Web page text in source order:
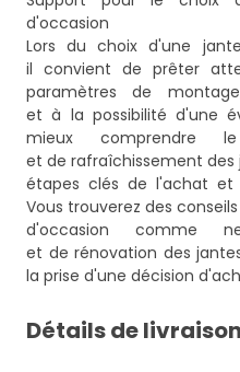
d'occasion
Lors du choix d'une
il convient de prêter
paramètres de
et à la possibilité d'une
mieux comprendre
et de rafraîchissement des
étapes clés de l'achat et
Vous trouverez des
d'occasion comme
et de rénovation des
la prise d'une décision
Détails de livraison